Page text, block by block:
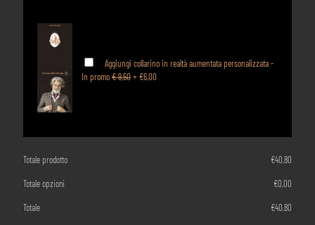
Aggiungi collarino in realtà aumentata personalizzata -
In promo€ 9,50+€6,00
Totale prodotto €40,80
Totale opzioni €0,00
Totale €40,80